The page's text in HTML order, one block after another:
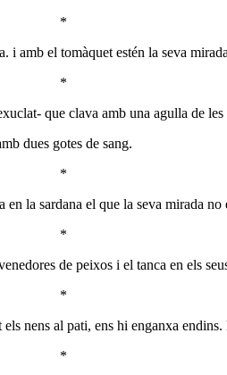
*
i amb el tomàquet estén la seva
*
que clava amb una agulla de
dues gotes de sang.
*
en la sardana el que la seva mirada no
*
de peixos i el tanca en els
*
els nens al pati, ens hi enganxa
*